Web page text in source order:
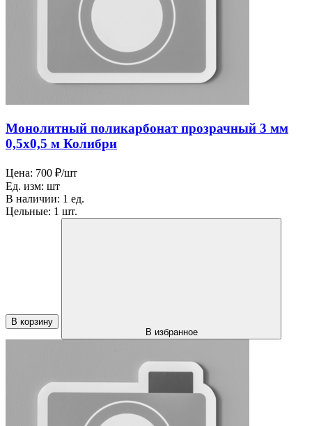
Монолитный поликарбонат прозрачный 3 мм
0,5х0,5 м Колибри
Цена: 700 ₽/шт
Ед. изм: шт
В наличии: 1 ед.
Цельные: 1 шт.
В корзину
В избранное